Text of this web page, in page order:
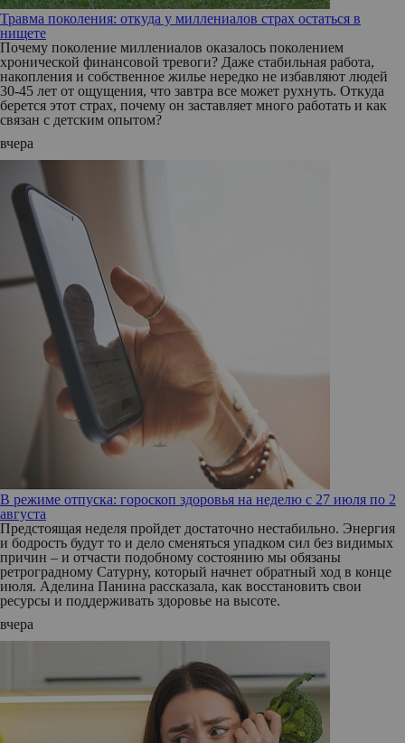
Травма поколения: откуда у миллениалов страх остаться в
нищете
Почему поколение миллениалов оказалось поколением
хронической финансовой тревоги? Даже стабильная работа,
накопления и собственное жилье нередко не избавляют людей
30-45 лет от ощущения, что завтра все может рухнуть. Откуда
берется этот страх, почему он заставляет много работать и как
связан с детским опытом?
вчера
В режиме отпуска: гороскоп здоровья на неделю с 27 июля по 2
августа
Предстоящая неделя пройдет достаточно нестабильно. Энергия
и бодрость будут то и дело сменяться упадком сил без видимых
причин – и отчасти подобному состоянию мы обязаны
ретроградному Сатурну, который начнет обратный ход в конце
июля. Аделина Панина рассказала, как восстановить свои
ресурсы и поддерживать здоровье на высоте.
вчера